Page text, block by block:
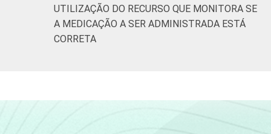
UTILIZAÇÃO DO RECURSO QUE MONITORA SE
A MEDICAÇÃO A SER ADMINISTRADA ESTÁ
CORRETA